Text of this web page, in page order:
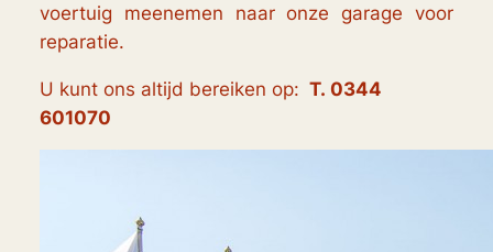
voertuig meenemen naar onze garage voor
reparatie.
U kunt ons altijd bereiken op: T. 0344
601070